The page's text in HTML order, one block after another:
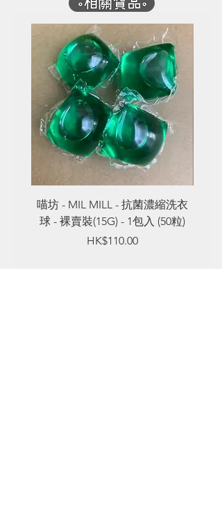
喵坊 - MIL MILL - 抗菌濃縮洗衣
球 - 裸賣裝(15G) - 1包入 (50粒)
Price
HK$110.00